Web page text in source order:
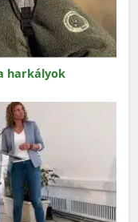
harkályok